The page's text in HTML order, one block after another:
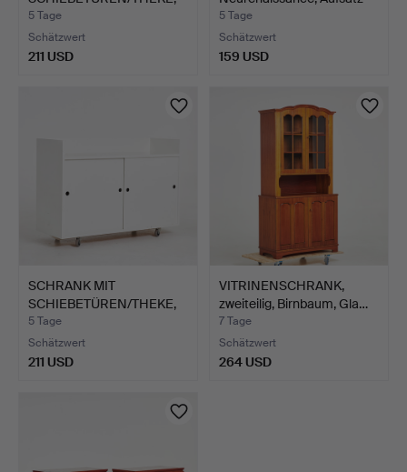
weiß lacki…
5 Tage
Schätzwert
211 USD
m…
5 Tage
Schätzwert
159 USD
SCHRANK MIT
SCHIEBETÜREN/THEKE,
weiß lacki…
5 Tage
Schätzwert
211 USD
VITRINENSCHRANK,
zweiteilig, Birnbaum, Gla…
7 Tage
Schätzwert
264 USD